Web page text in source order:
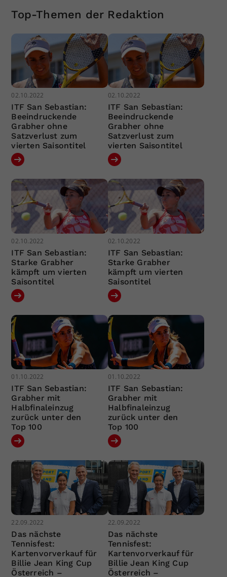
Top-Themen der Redaktion
02.10.2022
ITF San Sebastian:
Beeindruckende
Grabher ohne
Satzverlust zum
vierten Saisontitel
02.10.2022
ITF San Sebastian:
Beeindruckende
Grabher ohne
Satzverlust zum
vierten Saisontitel
02.10.2022
ITF San Sebastian:
Starke Grabher
kämpft um vierten
Saisontitel
02.10.2022
ITF San Sebastian:
Starke Grabher
kämpft um vierten
Saisontitel
01.10.2022
ITF San Sebastian:
Grabher mit
Halbfinaleinzug
zurück unter den
Top 100
01.10.2022
ITF San Sebastian:
Grabher mit
Halbfinaleinzug
zurück unter den
Top 100
22.09.2022
Das nächste
Tennisfest:
Kartenvorverkauf für
Billie Jean King Cup
Österreich –
22.09.2022
Das nächste
Tennisfest:
Kartenvorverkauf für
Billie Jean King Cup
Österreich –